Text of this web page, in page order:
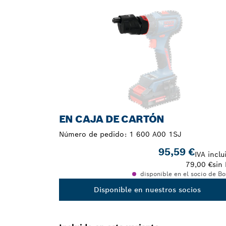
EN CAJA DE CARTÓN
Número de pedido: 1 600 A00 1SJ
95,59 €IVA
79,00 €sin
disponible en el socio de
Disponible en nuestros socios